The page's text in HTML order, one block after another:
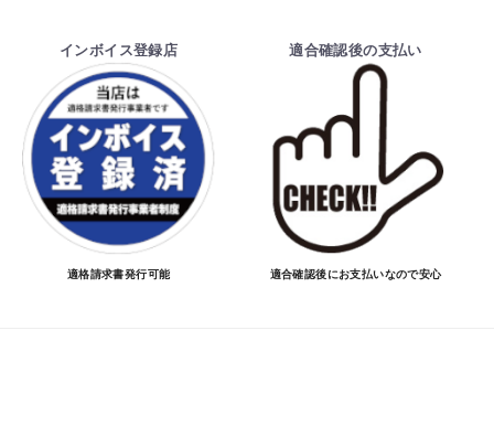
インボイス登録店
適格請求書発行可能
適合確認後の支払い
適合確認後にお支払いなので安心